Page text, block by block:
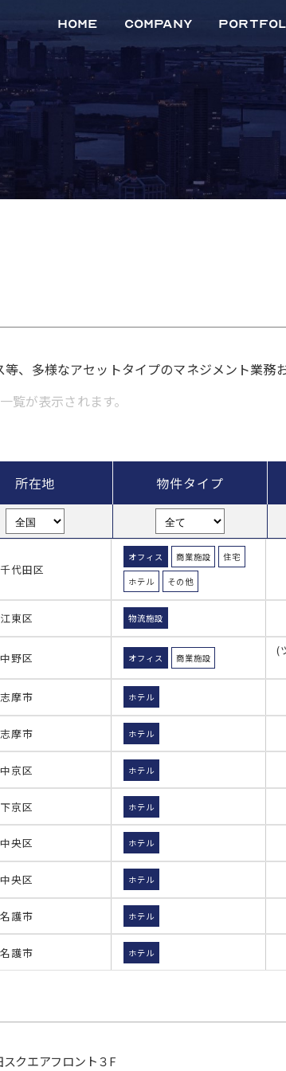
Home Company
会社概要
事業内容
マネジメントメンバー
沿革 リスト一
地図から探
、多様なアセットタイプのマネジメント業務
覧が表示されます。
所在地 物件タイプ
代田区
オフィス 商業施設 住宅
ホテル その他
東区 物流施設
野区 オフィス 商業施設 (
摩市 ホテル
摩市 ホテル
京区 ホテル
京区 ホテル
央区 ホテル
央区 ホテル
護市 ホテル
護市 ホテル
スクエアフロント３F